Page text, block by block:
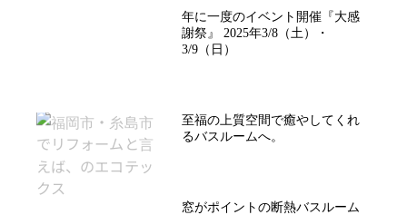
年に一度のイベント開催『大感
謝祭』 2025年3/8（土）・
3/9（日）
至福の上質空間で癒やしてくれ
るバスルームへ。
窓がポイントの断熱バスルーム